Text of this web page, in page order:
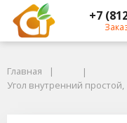
+7
Угол внутренний простой,
Угол
Главная
Угол внутренний простой,